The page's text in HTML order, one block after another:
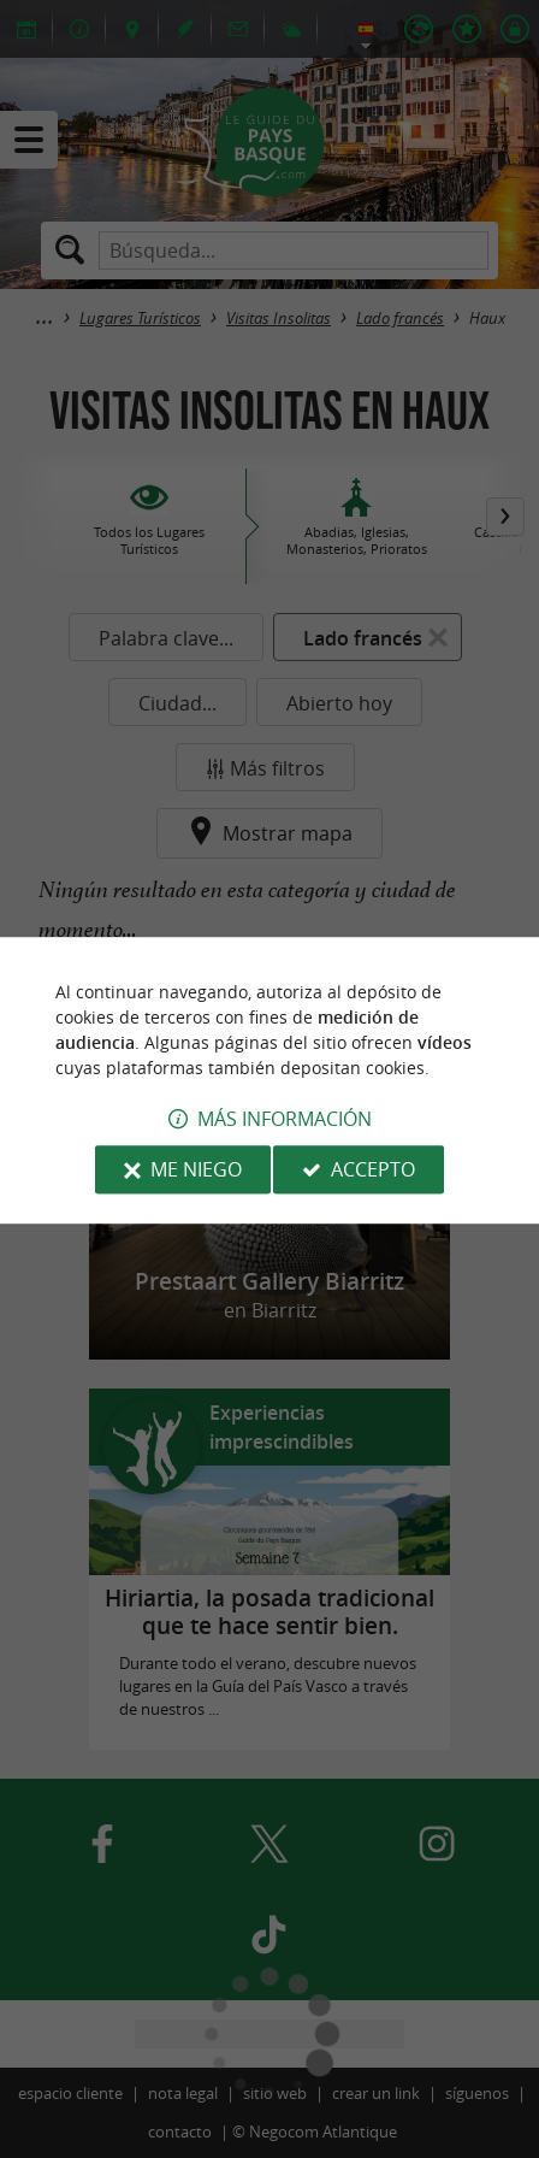
Lugares Turísticos Visitas Insolitas Lado francés Haux
Visitas Insolitas en Haux
Todos los Lugares
Turísticos
Abadias, Iglesias,
Monasterios, Prioratos
Castillos
Palabra clave... Lado francés
Ciudad... Abierto hoy
Más filtros
Mostrar mapa
Ningún resultado en esta categoría y ciudad de
momento...
n
u
e
s
t
r
o
f
a
v
o
r
i
t
o
Prestaart Gallery Biarritz
en Biarritz
Experiencias
imprescindibles
Hiriartia, la posada tradicional
que te hace sentir bien.
Durante todo el verano, descubre nuevos
lugares en la Guía del País Vasco a través
de nuestros ...
espacio cliente nota legal sitio web crear un link
síguenos
contacto
© Negocom Atlantique
Al continuar navegando, autoriza al depósito de
cookies de terceros con fines de medición de
audiencia. Algunas páginas del sitio ofrecen vídeos
cuyas plataformas también depositan cookies.
MÁS INFORMACIÓN
ME NIEGO
ACCEPTO